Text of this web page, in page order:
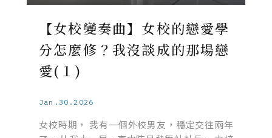
【女校變奏曲】女校的戀愛學
分怎麼修？我沒談成的那場戀
愛(１)
Jan.30.2026
女校時期， 我有一個外校男友，穩定交往兩年